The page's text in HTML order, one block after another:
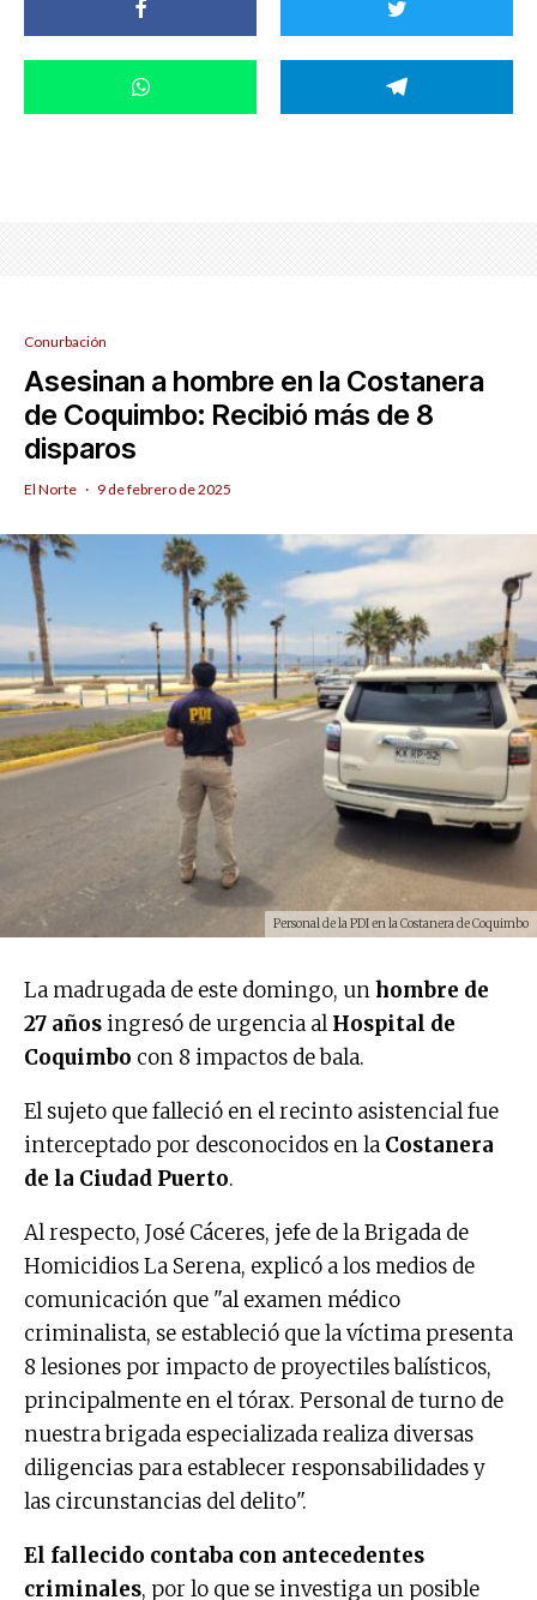
Conurbación
Asesinan a hombre en la Costanera
de Coquimbo: Recibió más de 8
disparos
El Norte · 9 de febrero de 2025
Personal de la PDI en la Costanera de Coquimbo
La madrugada de este domingo, unhombre de
27 añosingresó de urgencia alHospital de
Coquimbo con 8 impactos de bala.
El sujeto que falleció en el recinto asistencial fue
interceptado por desconocidos en la Costanera
de la Ciudad Puerto.
Al respecto, José Cáceres, jefe de la Brigada de
Homicidios La Serena, explicó a los medios de
comunicación que "al examen médico
criminalista, se estableció que la víctima presenta
8 lesiones por impacto de proyectiles balísticos,
principalmente en el tórax. Personal de turno de
nuestra brigada especializada realiza diversas
diligencias para establecer responsabilidades y
las circunstancias del delito".
El fallecido contaba con antecedentes
criminales, por lo que se investiga un posible